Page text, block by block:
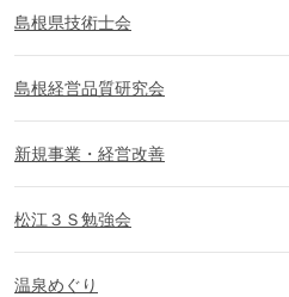
島根県技術士会
島根経営品質研究会
新規事業・経営改善
松江３Ｓ勉強会
温泉めぐり